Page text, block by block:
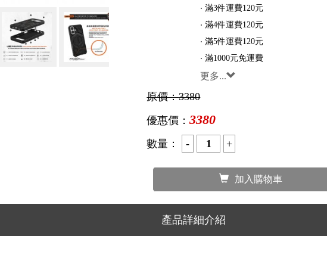
‧ 滿3件運費120元
‧ 滿4件運費120元
‧ 滿5件運費120元
‧ 滿1000元免運費
更多...
原價：3380
優惠價：3380
數量：
加入購物車
產品詳細介紹